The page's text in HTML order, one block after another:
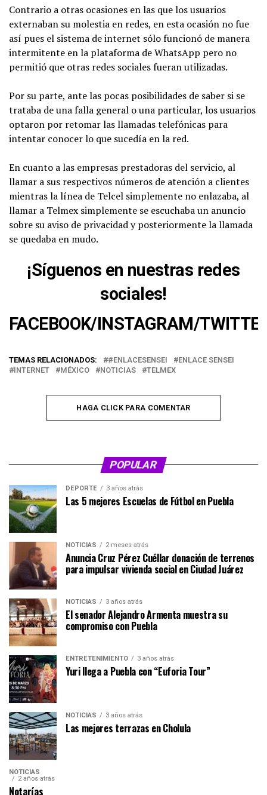
Contrario a otras ocasiones en las que los usuarios
externaban su molestia en redes, en esta ocasión no fue
así pues el sistema de internet sólo funcionó de manera
intermitente en la plataforma de WhatsApp pero no
permitió que otras redes sociales fueran utilizadas.
Por su parte, ante las pocas posibilidades de saber si se
trataba de una falla general o una particular, los usuarios
optaron por retomar las llamadas telefónicas para
intentar conocer lo que sucedía en la red.
En cuanto a las empresas prestadoras del servicio, al
llamar a sus respectivos números de atención a clientes
mientras la línea de Telcel simplemente no enlazaba, al
llamar a Telmex simplemente se escuchaba un anuncio
sobre su aviso de privacidad y posteriormente la llamada
se quedaba en mudo.
¡Síguenos en nuestras redes
sociales!
FACEBOOK/INSTAGRAM/
TEMAS RELACIONADOS: #ENLACESENSEI
ENLACE SENSEI
INTERNET
MÉXICO NOTICIAS TELMEX
HAGA CLICK PARA COMENTAR
POPULAR
DEPORTE 3 años atrás
Las 5 mejores Escuelas de Fútbol en Puebla
NOTICIAS 2 meses atrás
Anuncia Cruz Pérez Cuéllar donación de terrenos
para impulsar vivienda social en Ciudad Juárez
NOTICIAS 3 años atrás
El senador Alejandro Armenta muestra su
compromiso con Puebla
ENTRETENIMIENTO 3 años atrás
Yuri llega a Puebla con “Euforia Tour”
NOTICIAS 3 años atrás
Las mejores terrazas en Cholula
NOTICIAS
2 años atrás
Notarías